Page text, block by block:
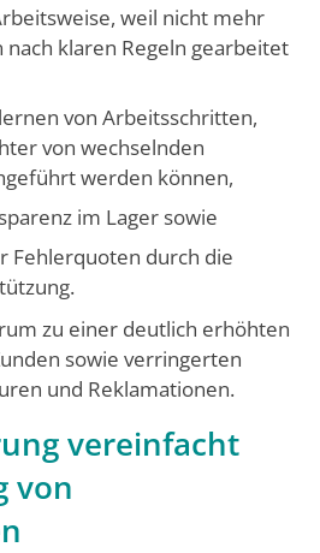
weil nicht mehr
klaren Regeln gearbeitet
von Arbeitsschritten,
von wechselnden
werden können,
im Lager sowie
Fehlerquoten durch die
zu einer deutlich erhöhten
sowie verringerten
und Reklamationen.
vereinfacht
von